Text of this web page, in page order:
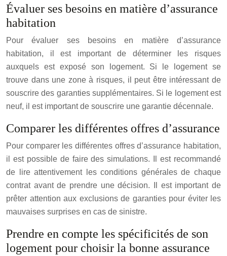
Évaluer ses besoins en matière d’assurance
habitation
Pour évaluer ses besoins en matière d’assurance
habitation, il est important de déterminer les risques
auxquels est exposé son logement. Si le logement se
trouve dans une zone à risques, il peut être intéressant de
souscrire des garanties supplémentaires. Si le logement est
neuf, il est important de souscrire une garantie décennale.
Comparer les différentes offres d’assurance
Pour comparer les différentes offres d’assurance habitation,
il est possible de faire des simulations. Il est recommandé
de lire attentivement les conditions générales de chaque
contrat avant de prendre une décision. Il est important de
prêter attention aux exclusions de garanties pour éviter les
mauvaises surprises en cas de sinistre.
Prendre en compte les spécificités de son
logement pour choisir la bonne assurance